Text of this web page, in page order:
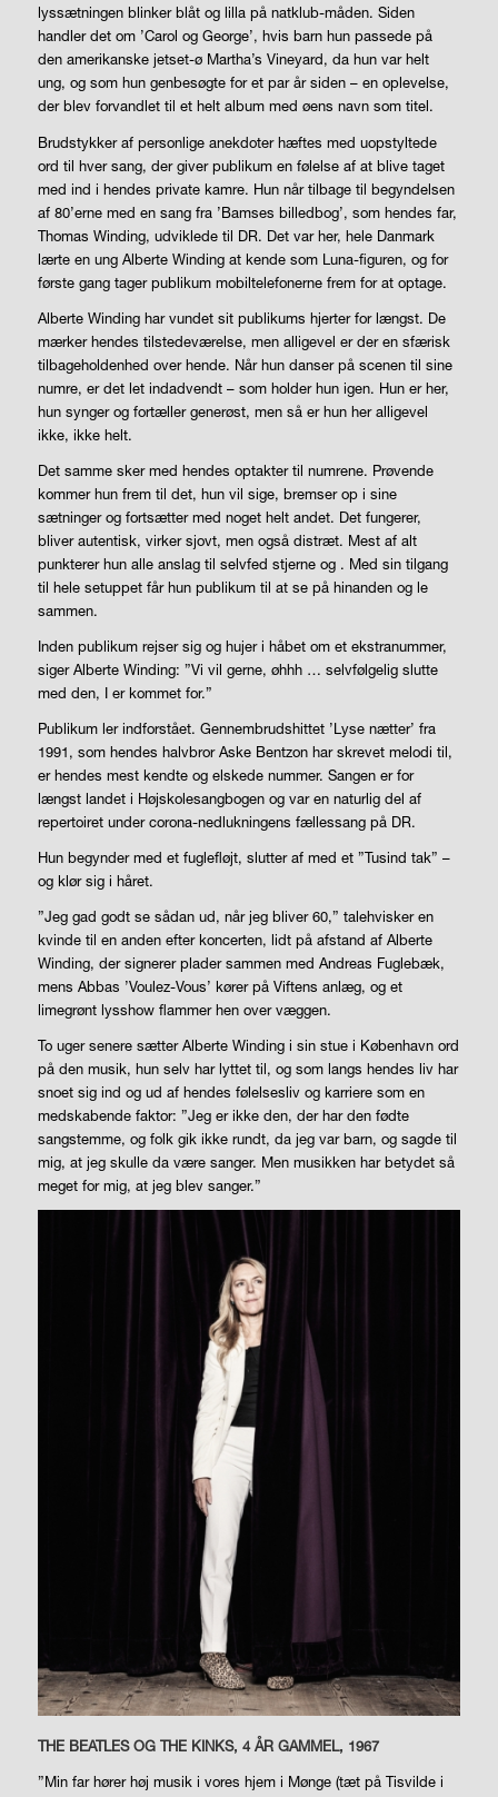
lyssætningen blinker blåt og lilla på natklub-måden. Siden
handler det om ’Carol og George’, hvis barn hun passede på
den amerikanske jetset-ø Martha’s Vineyard, da hun var helt
ung, og som hun genbesøgte for et par år siden – en oplevelse,
der blev forvandlet til et helt album med øens navn som titel.
Brudstykker af personlige anekdoter hæftes med uopstyltede
ord til hver sang, der giver publikum en følelse af at blive taget
med ind i hendes private kamre. Hun når tilbage til begyndelsen
af 80’erne med en sang fra ’Bamses billedbog’, som hendes far,
Thomas Winding, udviklede til DR. Det var her, hele Danmark
lærte en ung Alberte Winding at kende som Luna-figuren, og for
første gang tager publikum mobiltelefonerne frem for at optage.
Alberte Winding har vundet sit publikums hjerter for længst. De
mærker hendes tilstedeværelse, men alligevel er der en sfærisk
tilbageholdenhed over hende. Når hun danser på scenen til sine
numre, er det let indadvendt – som holder hun igen. Hun er her,
hun synger og fortæller generøst, men så er hun her alligevel
ikke, ikke helt.
Det samme sker med hendes optakter til numrene. Prøvende
kommer hun frem til det, hun vil sige, bremser op i sine
sætninger og fortsætter med noget helt andet. Det fungerer,
bliver autentisk, virker sjovt, men også distræt. Mest af alt
punkterer hun alle anslag til selvfed stjerne og . Med sin tilgang
til hele setuppet får hun publikum til at se på hinanden og le
sammen.
Inden publikum rejser sig og hujer i håbet om et ekstranummer,
siger Alberte Winding: ”Vi vil gerne, øhhh … selvfølgelig slutte
med den, I er kommet for.”
Publikum ler indforstået. Gennembrudshittet ’Lyse nætter’ fra
1991, som hendes halvbror Aske Bentzon har skrevet melodi til,
er hendes mest kendte og elskede nummer. Sangen er for
længst landet i Højskolesangbogen og var en naturlig del af
repertoiret under corona-nedlukningens fællessang på DR.
Hun begynder med et fuglefløjt, slutter af med et ”Tusind tak” –
og klør sig i håret.
”Jeg gad godt se sådan ud, når jeg bliver 60,” talehvisker en
kvinde til en anden efter koncerten, lidt på afstand af Alberte
Winding, der signerer plader sammen med Andreas Fuglebæk,
mens Abbas ’Voulez-Vous’ kører på Viftens anlæg, og et
limegrønt lysshow flammer hen over væggen.
To uger senere sætter Alberte Winding i sin stue i København ord
på den musik, hun selv har lyttet til, og som langs hendes liv har
snoet sig ind og ud af hendes følelsesliv og karriere som en
medskabende faktor: ”Jeg er ikke den, der har den fødte
sangstemme, og folk gik ikke rundt, da jeg var barn, og sagde til
mig, at jeg skulle da være sanger. Men musikken har betydet så
meget for mig, at jeg blev sanger.”
THE BEATLES OG THE KINKS, 4 ÅR GAMMEL, 1967
”Min far hører høj musik i vores hjem i Mønge (tæt på Tisvilde i